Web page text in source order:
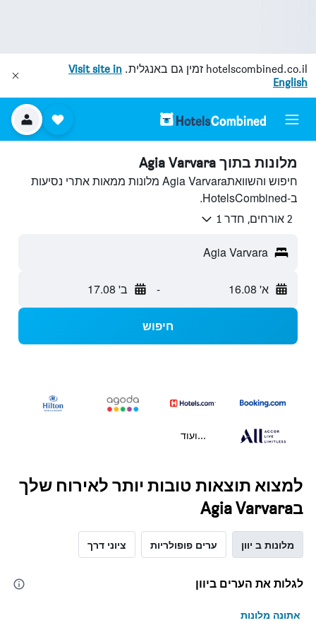
hotelscombined.co.il זמין גם באנגלית. Visit site in
English
מלונות בתוך Agia Varvara
חיפוש והשוואתAgia Varvara מלונות ממאות אתרי נסיעות
ב-HotelsCombined.
2 אורחים, חדר 1
Agia Varvara
א' 16.08 - ב' 17.08
חיפוש
...ועוד
למצוא תוצאות טובות יותר לאירוח שלך
בAgia Varvara
מלונות ב יוון ערים פופולריות ציוני דרך
לגלות את הערים ביוון
אתונה מלונות